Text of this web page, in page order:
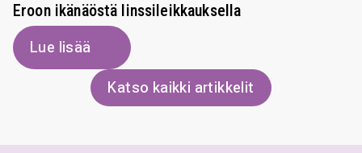
Eroon ikänäöstä linssileikkauksella
Lue lisää
Katso kaikki artikkelit